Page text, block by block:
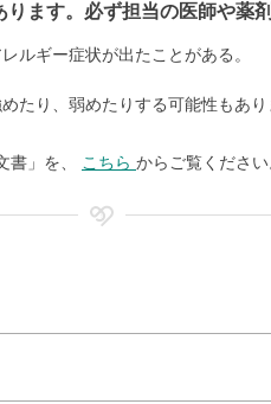
ます。必ず担当の医師や薬
ルギー症状が出たことがある。
たり、弱めたりする可能性もあ
書」を、
こちら からご覧ください